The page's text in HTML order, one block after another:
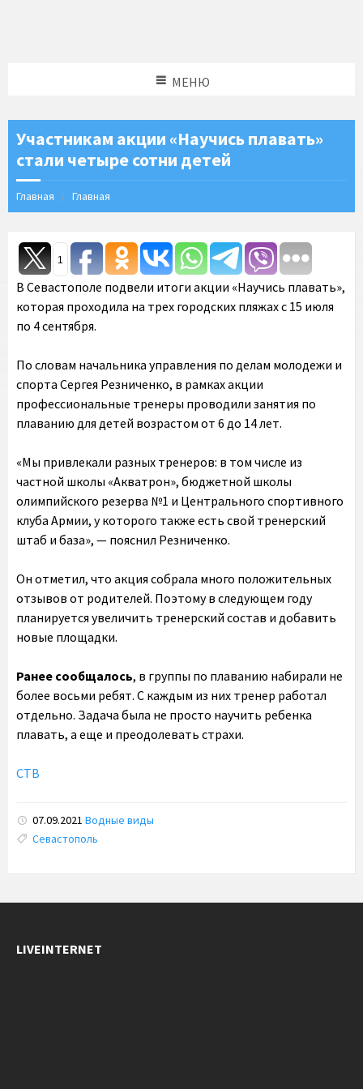
МЕНЮ
Участникам акции «Научись плавать»
стали четыре сотни детей
Главная Главная
1
В Севастополе подвели итоги акции «Научись плавать»,
которая проходила на трех городских пляжах с 15 июля
по 4 сентября.
По словам начальника управления по делам молодежи и
спорта Сергея Резниченко, в рамках акции
профессиональные тренеры проводили занятия по
плаванию для детей возрастом от 6 до 14 лет.
«Мы привлекали разных тренеров: в том числе из
частной школы «Акватрон», бюджетной школы
олимпийского резерва №1 и Центрального спортивного
клуба Армии, у которого также есть свой тренерский
штаб и база», — пояснил Резниченко.
Он отметил, что акция собрала много положительных
отзывов от родителей. Поэтому в следующем году
планируется увеличить тренерский состав и добавить
новые площадки.
Ранее сообщалось, в группы по плаванию набирали не
более восьми ребят. С каждым из них тренер работал
отдельно. Задача была не просто научить ребенка
плавать, а еще и преодолевать страхи.
СТВ
07.09.2021 Водные виды
Tags:
Севастополь
LIVEINTERNET